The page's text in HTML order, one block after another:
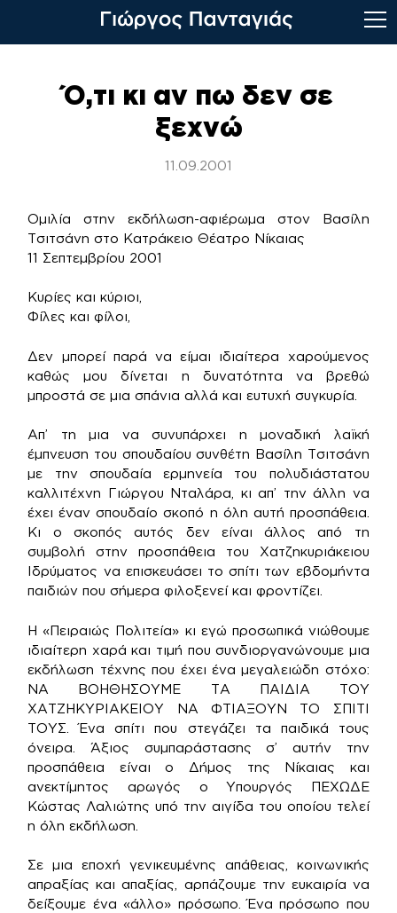
Ό,τι κι αν πω δεν σε
ξεχνώ
11.09.2001
Ομιλία στην εκδήλωση-αφιέρωμα στον Βασίλη
Τσιτσάνη στο Κατράκειο Θέατρο Νίκαιας
11 Σεπτεμβρίου 2001
Κυρίες και κύριοι,
Φίλες και φίλοι,
Δεν μπορεί παρά να είμαι ιδιαίτερα χαρούμενος
καθώς μου δίνεται η δυνατότητα να βρεθώ
μπροστά σε μια σπάνια αλλά και ευτυχή συγκυρία.
Απ’ τη μια να συνυπάρχει η μοναδική λαϊκή
έμπνευση του σπουδαίου συνθέτη Βασίλη Τσιτσάνη
με την σπουδαία ερμηνεία του πολυδιάστατου
καλλιτέχνη Γιώργου Νταλάρα, κι απ’ την άλλη να
έχει έναν σπουδαίο σκοπό η όλη αυτή προσπάθεια.
Κι ο σκοπός αυτός δεν είναι άλλος από τη
συμβολή στην προσπάθεια του Χατζηκυριάκειου
Ιδρύματος να επισκευάσει το σπίτι των εβδομήντα
παιδιών που σήμερα φιλοξενεί και φροντίζει.
Η «Πειραιώς Πολιτεία» κι εγώ προσωπικά νιώθουμε
ιδιαίτερη χαρά και τιμή που συνδιοργανώνουμε μια
εκδήλωση τέχνης που έχει ένα μεγαλειώδη στόχο:
ΝΑ ΒΟΗΘΗΣΟΥΜΕ ΤΑ ΠΑΙΔΙΑ ΤΟΥ
ΧΑΤΖΗΚΥΡΙΑΚΕΙΟΥ ΝΑ ΦΤΙΑΞΟΥΝ ΤΟ ΣΠΙΤΙ
ΤΟΥΣ. Ένα σπίτι που στεγάζει τα παιδικά τους
όνειρα. Άξιος συμπαράστασης σ’ αυτήν την
προσπάθεια είναι ο Δήμος της Νίκαιας και
ανεκτίμητος αρωγός ο Υπουργός ΠΕΧΩΔΕ
Κώστας Λαλιώτης υπό την αιγίδα του οποίου τελεί
η όλη εκδήλωση.
Σε μια εποχή γενικευμένης απάθειας, κοινωνικής
απραξίας και απαξίας, αρπάζουμε την ευκαιρία να
δείξουμε ένα «άλλο» πρόσωπο. Ένα πρόσωπο που